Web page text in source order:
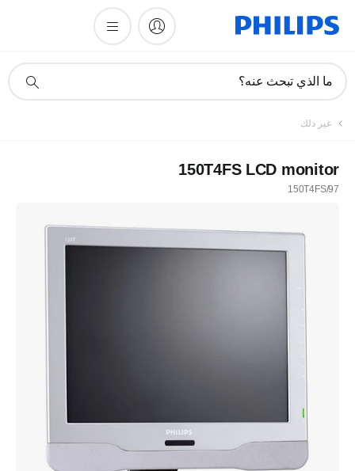
دعم
ما الذي تبحث عنه؟
غير ذلك
150T4FS LCD monitor
150T4FS/97